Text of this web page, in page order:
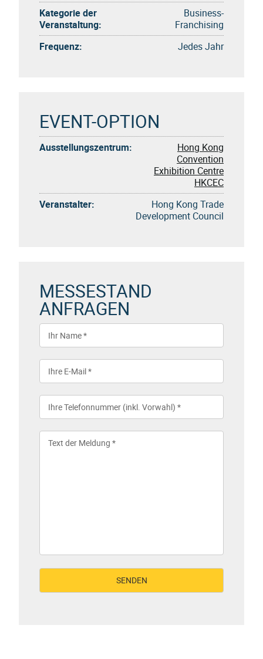
Kategorie der
Veranstaltung:
Business-
Franchising
Frequenz:
Jedes Jahr
EVENT-OPTION
Ausstellungszentrum:
Hong Kong
Convention
Exhibition Centre
HKCEC
Veranstalter:
Hong Kong Trade
Development Council
MESSESTAND
ANFRAGEN